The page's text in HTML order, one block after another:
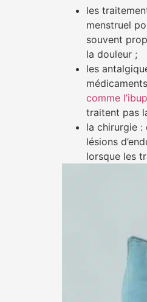
les
menstruel
souvent
la douleur ;
les
comme
traitent pas
la chirurgie :
lésions
lorsque les